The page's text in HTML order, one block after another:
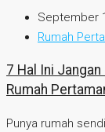
September
Rumah
7 Hal Ini
Rumah
Punya rumah